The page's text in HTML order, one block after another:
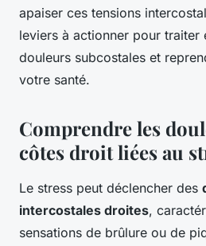
apaiser ces tensions
leviers à actionner pour traiter
douleurs subcostales et
votre santé.
Comprendre les
côtes droit liées au
Le stress peut déclencher des
intercostales droites,
sensations de brûlure ou de